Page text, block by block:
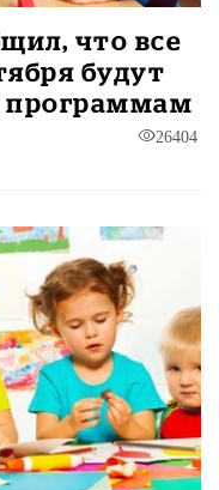
что все
будут
программам
26404